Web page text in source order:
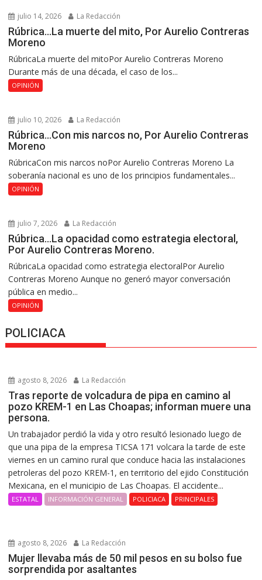
julio 14, 2026 La Redacción
Rúbrica…La muerte del mito, Por Aurelio Contreras
Moreno
RúbricaLa muerte del mitoPor Aurelio Contreras Moreno
Durante más de una década, el caso de los...
OPINIÓN
julio 10, 2026 La Redacción
Rúbrica…Con mis narcos no, Por Aurelio Contreras
Moreno
RúbricaCon mis narcos noPor Aurelio Contreras Moreno La
soberanía nacional es uno de los principios fundamentales...
OPINIÓN
julio 7, 2026 La Redacción
Rúbrica…La opacidad como estrategia electoral,
Por Aurelio Contreras Moreno.
RúbricaLa opacidad como estrategia electoralPor Aurelio
Contreras Moreno Aunque no generó mayor conversación
pública en medio...
OPINIÓN
POLICIACA
agosto 8, 2026 La Redacción
Tras reporte de volcadura de pipa en camino al
pozo KREM-1 en Las Choapas; informan muere una
persona.
Un trabajador perdió la vida y otro resultó lesionado luego de
que una pipa de la empresa TICSA 171 volcara la tarde de este
viernes en un camino rural que conduce hacia las instalaciones
petroleras del pozo KREM-1, en territorio del ejido Constitución
Mexicana, en el municipio de Las Choapas. El accidente...
ESTATAL INFORMACIÓN GENERAL POLICIACA PRINCIPALES
agosto 8, 2026 La Redacción
Mujer llevaba más de 50 mil pesos en su bolso fue
sorprendida por asaltantes